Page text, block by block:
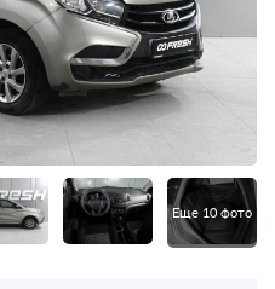
Еще 10 фото